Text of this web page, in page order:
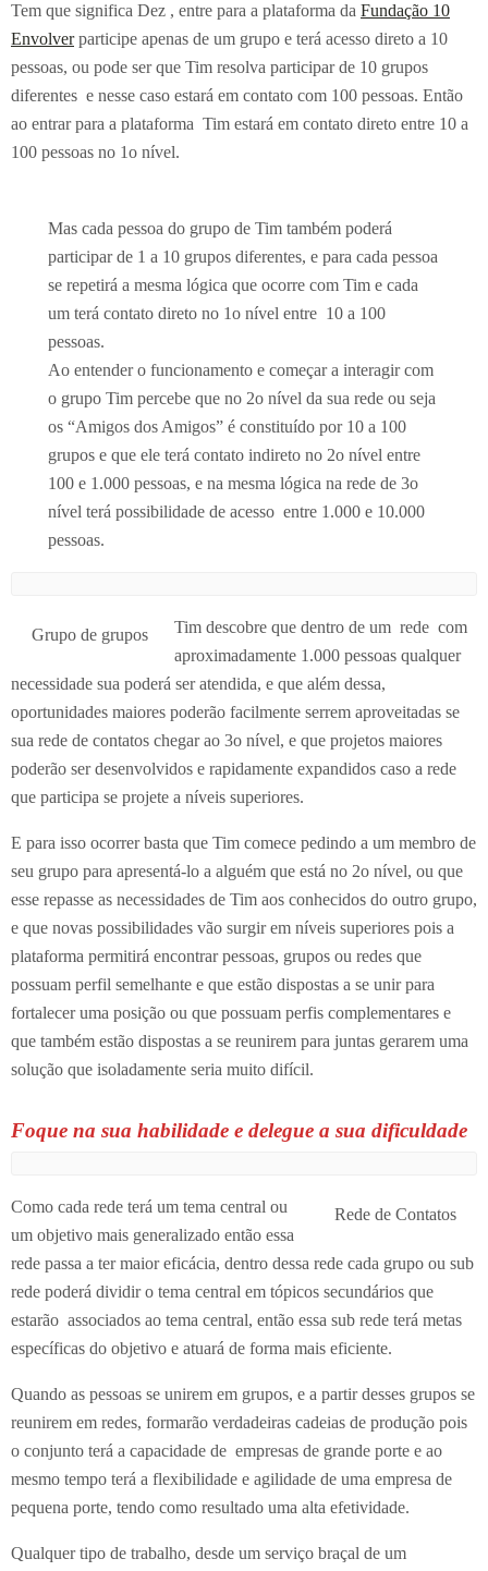
Tem que significa Dez , entre para a plataforma da Fundação 10
Envolverparticipe apenas de um grupo e terá acesso direto a 10
pessoas, ou pode ser que Tim resolva participar de 10 grupos
diferentes e nesse caso estará em contato com 100 pessoas. Então
ao entrar para a plataforma Tim estará em contato direto entre 10 a
100 pessoas no 1o nível.
Mas cada pessoa do grupo de Tim também poderá
participar de 1 a 10 grupos diferentes, e para cada pessoa
se repetirá a mesma lógica que ocorre com Tim e cada
um terá contato direto no 1o nível entre 10 a 100
pessoas.
Ao entender o funcionamento e começar a interagir com
o grupo Tim percebe que no 2o nível da sua rede ou seja
os “Amigos dos Amigos” é constituído por 10 a 100
grupos e que ele terá contato indireto no 2o nível entre
100 e 1.000 pessoas, e na mesma lógica na rede de 3o
nível terá possibilidade de acesso entre 1.000 e 10.000
pessoas.
Grupo de grupos
Tim descobre que dentro de um rede com
aproximadamente 1.000 pessoas qualquer
necessidade sua poderá ser atendida, e que além dessa,
oportunidades maiores poderão facilmente serrem aproveitadas se
sua rede de contatos chegar ao 3o nível, e que projetos maiores
poderão ser desenvolvidos e rapidamente expandidos caso a rede
que participa se projete a níveis superiores.
E para isso ocorrer basta que Tim comece pedindo a um membro de
seu grupo para apresentá-lo a alguém que está no 2o nível, ou que
esse repasse as necessidades de Tim aos conhecidos do outro grupo,
e que novas possibilidades vão surgir em níveis superiores pois a
plataforma permitirá encontrar pessoas, grupos ou redes que
possuam perfil semelhante e que estão dispostas a se unir para
fortalecer uma posição ou que possuam perfis complementares e
que também estão dispostas a se reunirem para juntas gerarem uma
solução que isoladamente seria muito difícil.
Foque na sua habilidade e delegue a sua dificuldade
Rede de Contatos
Como cada rede terá um tema central ou
um objetivo mais generalizado então essa
rede passa a ter maior eficácia, dentro dessa rede cada grupo ou sub
rede poderá dividir o tema central em tópicos secundários que
estarão associados ao tema central, então essa sub rede terá metas
específicas do objetivo e atuará de forma mais eficiente.
Quando as pessoas se unirem em grupos, e a partir desses grupos se
reunirem em redes, formarão verdadeiras cadeias de produção pois
o conjunto terá a capacidade de empresas de grande porte e ao
mesmo tempo terá a flexibilidade e agilidade de uma empresa de
pequena porte, tendo como resultado uma alta efetividade.
Qualquer tipo de trabalho, desde um serviço braçal de um